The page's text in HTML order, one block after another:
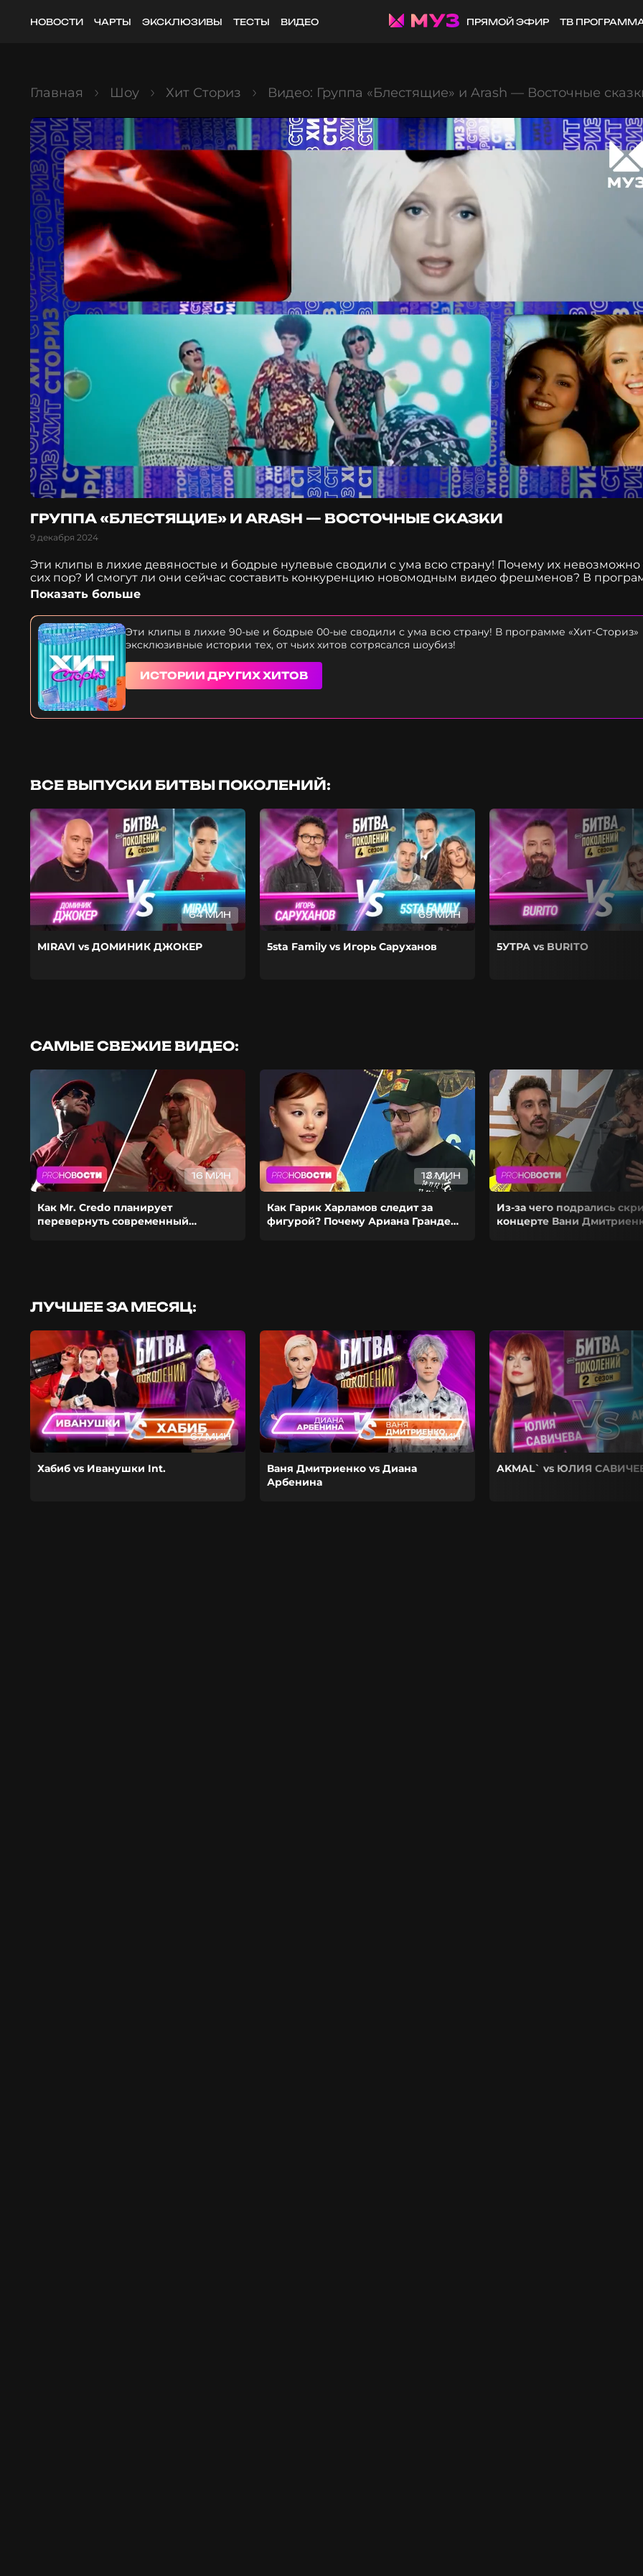
НОВОСТИ ЧАРТЫ ЭКСКЛЮЗИВЫ ТЕСТЫ ВИДЕО ПРЯМОЙ ЭФИР ТВ
Главная Шоу Хит Сториз Видео: Группа «Блестящие» и Arash — Восточные
ГРУППА «БЛЕСТЯЩИЕ» И ARASH — ВОСТОЧНЫЕ СКАЗКИ
9 декабря 2024
Эти клипы в лихие девяностые и бодрые нулевые сводили с ума всю страну! Почему их невозможно
сих пор? И смогут ли они сейчас составить конкуренцию новомодным видео фрешменов? В
Сториз» эксклюзивные истории тех, от чьих хитов сотрясался шоубиз! Узнайте историю песни
сказки» Группа «Блестящие» и Arash.
Показать больше
Эти клипы в лихие 90-ые и бодрые 00-ые сводили с ума всю страну! В программе «Хит-Сториз»
эксклюзивные истории тех, от чьих хитов сотрясался шоубиз!
ИСТОРИИ ДРУГИХ ХИТОВ
ВСЕ ВЫПУСКИ БИТВЫ ПОКОЛЕНИЙ:
64 МИН
MIRAVI vs ДОМИНИК ДЖОКЕР
69 МИН
5sta Family vs Игорь Саруханов 5УТРА vs BURITO
САМЫЕ СВЕЖИЕ ВИДЕО:
16 МИН
Как Mr. Credo планирует
перевернуть современный
13 МИН
Как Гарик Харламов следит за
фигурой? Почему Ариана Гранде
Из-за чего подрались
концерте Вани
ЛУЧШЕЕ ЗА МЕСЯЦ:
67 МИН
Хабиб vs Иванушки Int.
64 МИН
Ваня Дмитриенко vs Диана
Арбенина
AKMAL` vs ЮЛИЯ